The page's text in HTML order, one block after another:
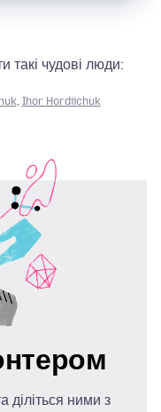
такі чудові люди:
, Ihor Hordiichuk
діліться ними з